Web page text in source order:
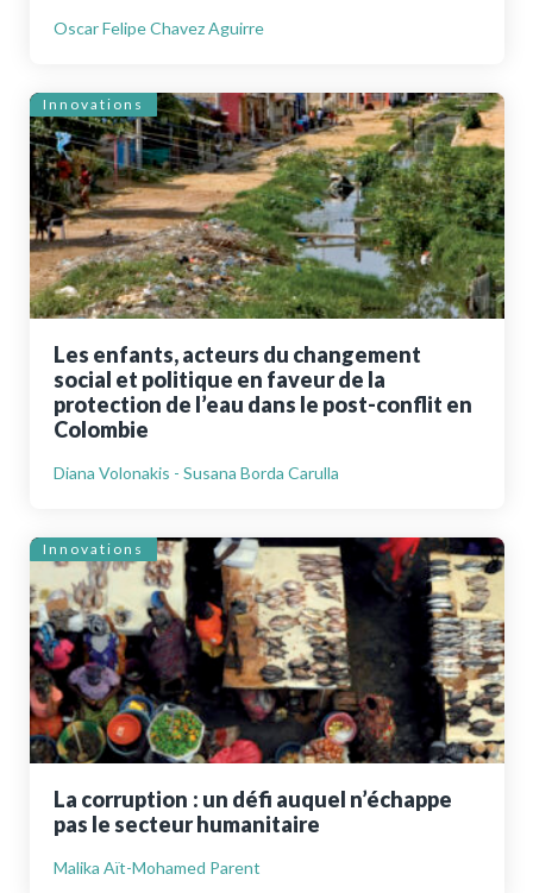
Oscar Felipe Chavez Aguirre
Innovations
Les enfants, acteurs du changement
social et politique en faveur de la
protection de l’eau dans le post-conflit en
Colombie
Diana Volonakis - Susana Borda Carulla
Innovations
La corruption : un défi auquel n’échappe
pas le secteur humanitaire
Malika Aït-Mohamed Parent